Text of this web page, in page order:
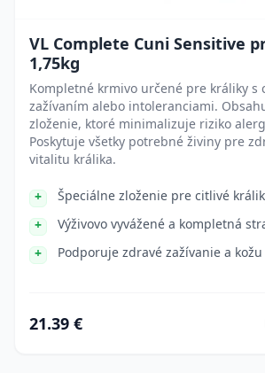
VL Complete Cuni Sensitive
1,75kg
Kompletné krmivo určené pre králiky s
zažívaním alebo intoleranciami.
zloženie, ktoré minimalizuje riziko
Poskytuje všetky potrebné živiny pre
vitalitu králika.
Špeciálne zloženie pre citlivé
Výživovo vyvážené a kompletná
Podporuje zdravé zažívanie a kožu
21.39 €